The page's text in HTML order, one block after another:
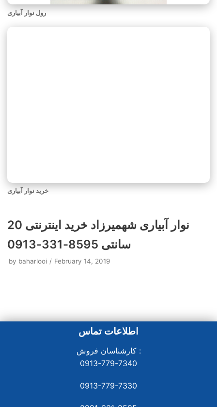
رول نوار آبیاری
خرید نوار آبیاری
نوار آبیاری شهمیرزاد خرید اینترنتی 20
سانتی 8595-331-0913
by baharlooi February 14, 2019
اطلاعات تماس
کارشناسان فروش :
0913-779-7340
0913-779-7330